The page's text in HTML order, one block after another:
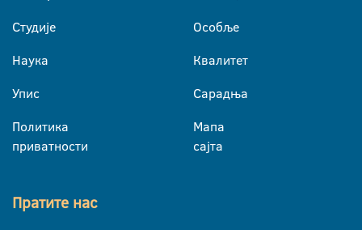
Студије
Наука
Упис
Политика
приватности
Особље
Квалитет
Сарадња
Мапа
сајта
Пратите нас